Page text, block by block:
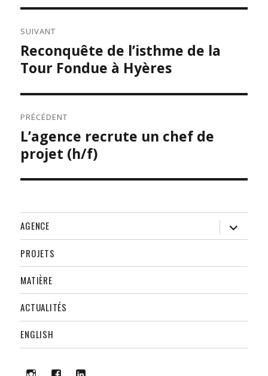
DE
L’ARTICLE
SUIVANT
Publication
suivante :
Reconquête de l’isthme de la
Tour Fondue à Hyères
PRÉCÉDENT
Publication
précédente :
L’agence recrute un chef de
projet (h/f)
AGENCE ouvrir
le
sous-
PROJETS
MATIÈRE
ACTUALITÉS
ENGLISH